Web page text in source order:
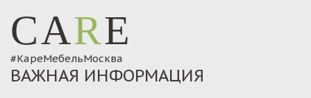
CARE
#КареМебельМосква
ВАЖНАЯ ИНФОРМАЦИЯ